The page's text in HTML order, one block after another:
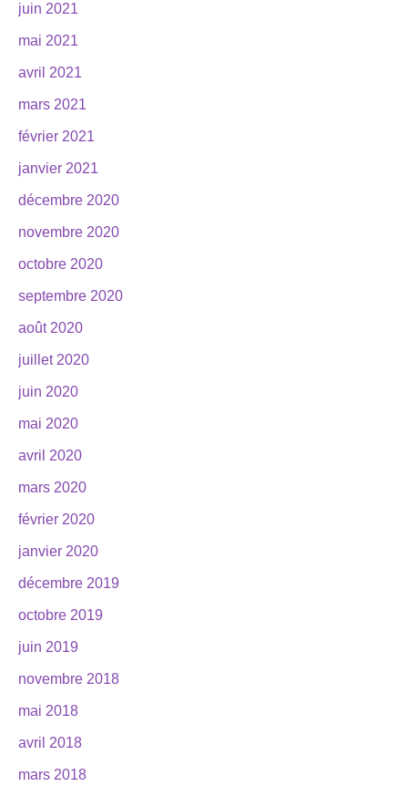
juin 2021
mai 2021
avril 2021
mars 2021
février 2021
janvier 2021
décembre 2020
novembre 2020
octobre 2020
septembre 2020
août 2020
juillet 2020
juin 2020
mai 2020
avril 2020
mars 2020
février 2020
janvier 2020
décembre 2019
octobre 2019
juin 2019
novembre 2018
mai 2018
avril 2018
mars 2018